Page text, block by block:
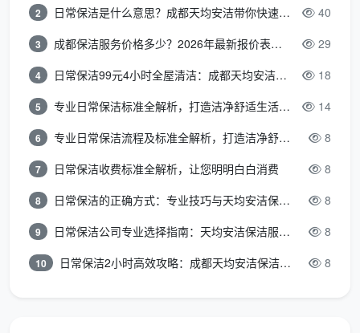
2 日常保洁是什么意思？成都天均安洁带你快速区分“日常vs深度vs开荒” 40
3 成都保洁服务价格多少？2026年最新报价表来了，这一篇看透所有费用 29
4 日常保洁99元4小时全屋清洁：成都天均安洁保洁超值服务全解析 18
5 专业日常保洁标准全解析，打造洁净舒适生活空间 14
6 专业日常保洁流程及标准全解析，打造洁净舒适环境 8
7 日常保洁收费标准全解析，让您明明白白消费 8
8 日常保洁的正确方式：专业技巧与天均安洁保洁服务全解析 8
9 日常保洁公司专业选择指南：天均安洁保洁服务全解析 8
10 日常保洁2小时高效攻略：成都天均安洁保洁专业时间管理方案 8